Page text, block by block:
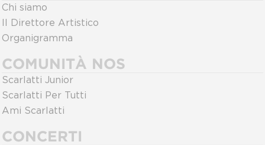
Chi siamo
Il Direttore Artistico
Organigramma
COMUNITÀ NOS
Scarlatti Junior
Scarlatti Per Tutti
Ami Scarlatti
CONCERTI